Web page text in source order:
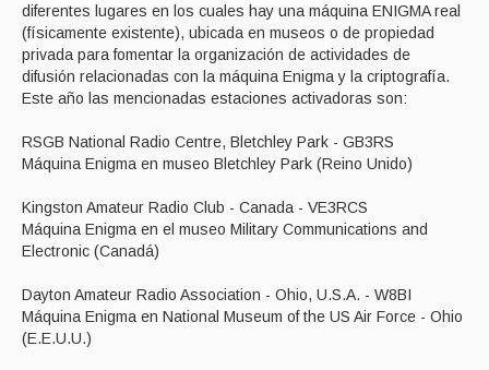
diferentes lugares en los cuales hay una máquina ENIGMA real
(físicamente existente), ubicada en museos o de propiedad
privada para fomentar la organización de actividades de
difusión relacionadas con la máquina Enigma y la criptografía.
Este año las mencionadas estaciones activadoras son:
RSGB National Radio Centre, Bletchley Park - GB3RS
Máquina Enigma en museo Bletchley Park (Reino Unido)
Kingston Amateur Radio Club - Canada - VE3RCS
Máquina Enigma en el museo Military Communications and
Electronic (Canadá)
Dayton Amateur Radio Association - Ohio, U.S.A. - W8BI
Máquina Enigma en National Museum of the US Air Force - Ohio
(E.E.U.U.)